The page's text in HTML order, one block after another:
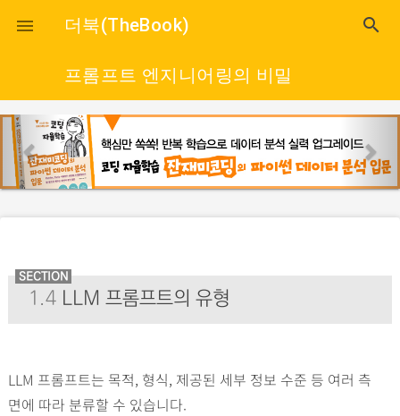
close
 더북(TheBook) search
프롬프트 엔지니어링의 비밀
p
r
e
u
s
e
x
SECTION
1.4 LLM 프롬프트의 유형
LLM 프롬프트는 목적, 형식, 제공된 세부 정보 수준 등 여러 측
면에 따라 분류할 수 있습니다.